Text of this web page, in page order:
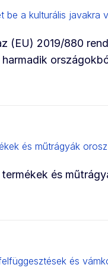
be a kulturális javakra
(EU) 2019/880
és műtrágyák
és
és